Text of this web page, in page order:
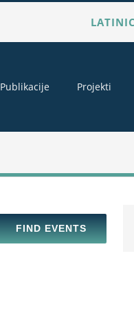
Publikacije Projekti
FIND EVENTS